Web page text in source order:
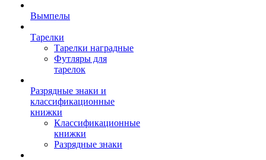
Вымпелы
Тарелки
Тарелки наградные
Футляры для
тарелок
Разрядные знаки и
классификационные
книжки
Классификационные
книжки
Разрядные знаки